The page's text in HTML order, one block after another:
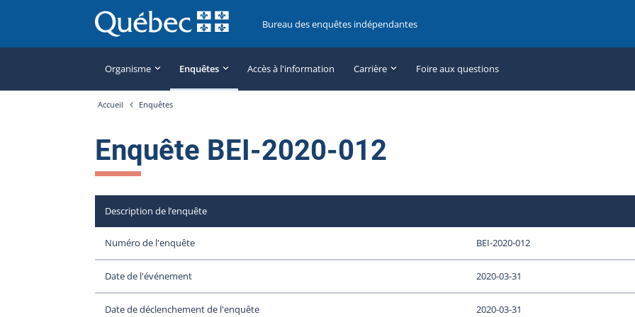
Bureau des enquêtes indépendantes
Organisme Enquêtes Accès à l'information Carrière Foire aux questions
Accueil Enquêtes
Enquête BEI-2020-012
Description de l’enquête
Numéro de l'enquête BEI-2020-012
Date de l'événement 2020-03-31
Date de déclenchement de l'enquête 2020-03-31